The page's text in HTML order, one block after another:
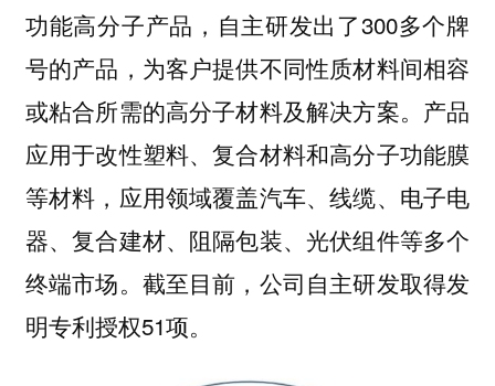
功能高分子产品，自主研发出了300多个牌
号的产品，为客户提供不同性质材料间相容
或粘合所需的高分子材料及解决方案。产品
应用于改性塑料、复合材料和高分子功能膜
等材料，应用领域覆盖汽车、线缆、电子电
器、复合建材、阻隔包装、光伏组件等多个
终端市场。截至目前，公司自主研发取得发
明专利授权51项。